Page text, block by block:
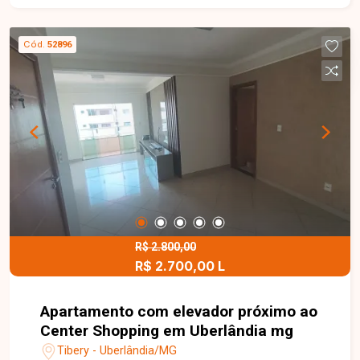
varanda, área de serviço e 02 vagas de garagem
cobertas. O amplo quintal oferece excelente
espaço para implantação de uma área gourmet,
piscina, jardim ou futuras ampliações, agregando
ainda mais conforto e valorização ao imóvel. Esta
é uma excelente oportunidade para quem busca
uma casa funcional, com amplo espaço externo e
excelente localização no bairro Jardim Holanda.
Agende uma visita e venha conhecer todos os
detalhes deste imóvel.
Cód. 52896
R$ 2.800,00
R$ 2.700,00 L
Apartamento com elevador próximo ao
Center Shopping em Uberlândia mg
Tibery - Uberlândia/MG